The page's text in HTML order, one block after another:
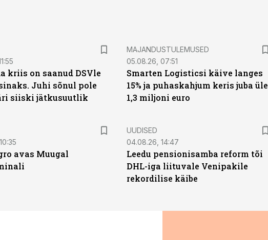
kriis on saanud DSVle
Juhi sõnul pole
siiski jätkusuutlik
MAJANDUSTULEMUSED
05.08.26, 07:51
Smarten Logisticsi käive langes
15% ja puhaskahjum keris juba üle
1,3 miljoni euro
avas Muugal
UUDISED
04.08.26, 14:47
Leedu pensionisamba reform tõi
DHL-iga liituvale Venipakile
rekordilise käibe